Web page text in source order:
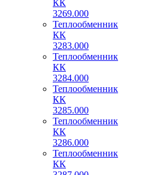
КК
3269.000
Теплообменник
КК
3283.000
Теплообменник
КК
3284.000
Теплообменник
КК
3285.000
Теплообменник
КК
3286.000
Теплообменник
КК